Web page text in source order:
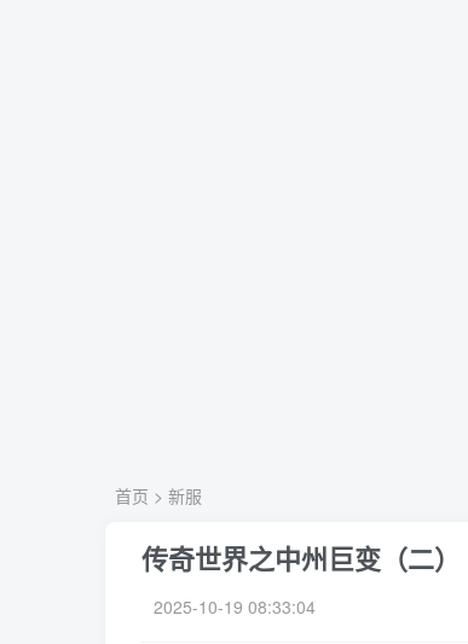
首页 > 新服
传奇世界之中州巨变（二）
2025-10-19 08:33:04